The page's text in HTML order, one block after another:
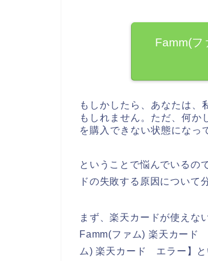
Famm(フ
もしかしたら、あなたは、
もしれません。ただ、何か
を購入できない状態になっ
ということで悩んでいるの
ドの失敗する原因について
まず、楽天カードが使えな
Famm(ファム) 楽天カー
ム) 楽天カード エラー】と